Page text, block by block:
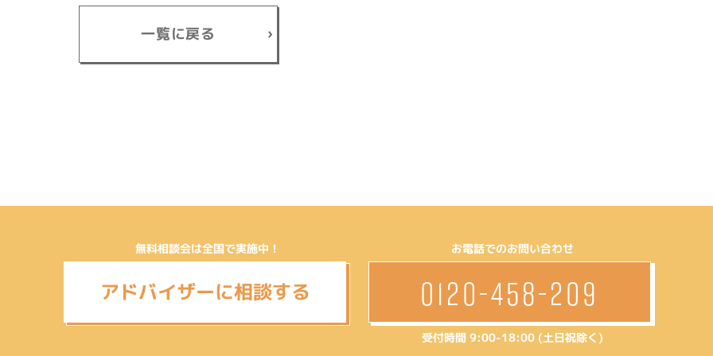
一覧に戻る
無料相談会は全国で実施中！
アドバイザーに相談する
お電話でのお問い合わせ
0120-458-209
受付時間 9:00-18:00 (土日祝除く)